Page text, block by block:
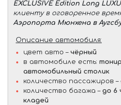
EXCLUSIVE Edition Long
клиенту в оговоренное
Аэропорта Мюнхена в
Описание автомобиля:
цвет авто – чёрный
в автомобиле есть:
автомобильный столик
количество пассажиров –
количество багажа – до 6
кладей